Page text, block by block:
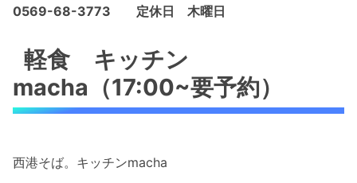
0569-68-3773 定休日 木曜日
軽食 キッチン
macha（17:00~要予約）
西港そば。キッチンmacha